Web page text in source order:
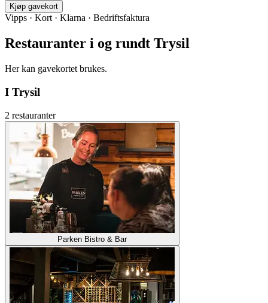
Kjøp gavekort
Vipps · Kort · Klarna · Bedriftsfaktura
Restauranter i og rundt Trysil
Her kan gavekortet brukes.
I Trysil
2 restauranter
Parken Bistro & Bar